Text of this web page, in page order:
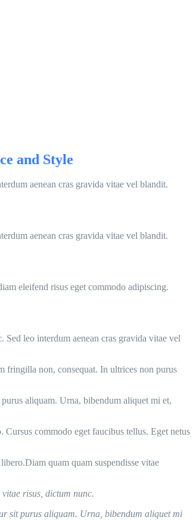
and Style
aenean cras gravida vitae vel blandit.
aenean cras gravida vitae vel blandit.
eleifend risus eget commodo adipiscing.
Sed leo interdum aenean cras gravida vitae vel
fringilla non, consequat. In ultrices non purus
aliquam. Urna, bibendum aliquet mi et,
commodo eget faucibus tellus. Eget netus
quam quam suspendisse vitae
risus, dictum nunc.
sit purus aliquam. Urna, bibendum aliquet mi